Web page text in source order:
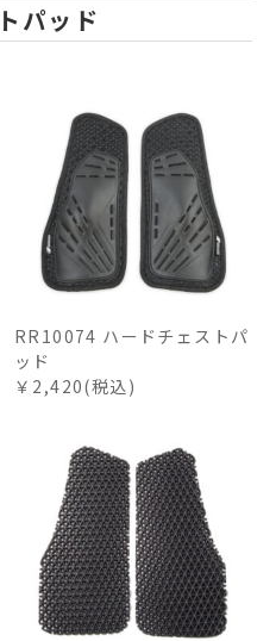
パッド
RR10074 ハードチェストパ
ッド
￥2,420(税込)